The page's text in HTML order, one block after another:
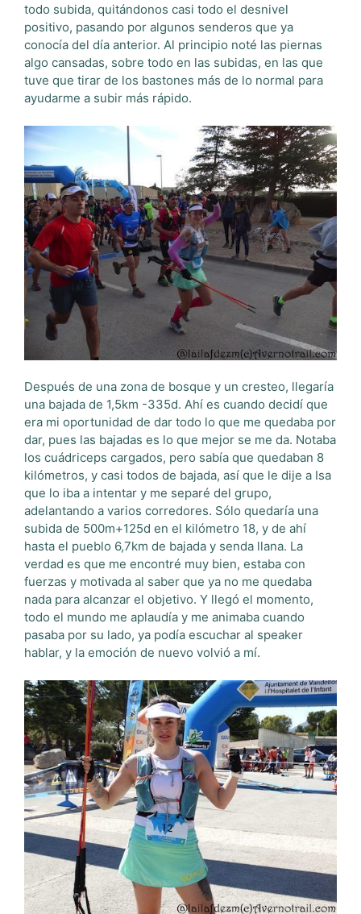
todo subida, quitándonos casi todo el desnivel
positivo, pasando por algunos senderos que ya
conocía del día anterior. Al principio noté las piernas
algo cansadas, sobre todo en las subidas, en las que
tuve que tirar de los bastones más de lo normal para
ayudarme a subir más rápido.
Después de una zona de bosque y un cresteo, llegaría
una bajada de 1,5km -335d. Ahí es cuando decidí que
era mi oportunidad de dar todo lo que me quedaba por
dar, pues las bajadas es lo que mejor se me da. Notaba
los cuádriceps cargados, pero sabía que quedaban 8
kilómetros, y casi todos de bajada, así que le dije a Isa
que lo iba a intentar y me separé del grupo,
adelantando a varios corredores. Sólo quedaría una
subida de 500m+125d en el kilómetro 18, y de ahí
hasta el pueblo 6,7km de bajada y senda llana. La
verdad es que me encontré muy bien, estaba con
fuerzas y motivada al saber que ya no me quedaba
nada para alcanzar el objetivo. Y llegó el momento,
todo el mundo me aplaudía y me animaba cuando
pasaba por su lado, ya podía escuchar al speaker
hablar, y la emoción de nuevo volvió a mí.